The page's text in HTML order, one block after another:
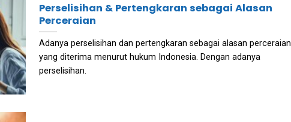
Perselisihan & Pertengkaran sebagai Alasan
Perceraian
Adanya perselisihan dan pertengkaran sebagai alasan perceraian
yang diterima menurut hukum Indonesia. Dengan adanya
perselisihan.